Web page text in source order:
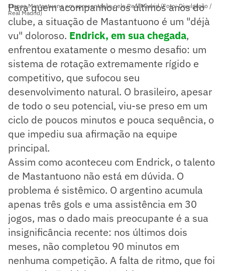
Franco Mastantuono em apresentação pelo Real Madrid (Foto: Divulgação /
Real Madrid)
Para quem acompanhou os últimos anos do
clube, a situação de Mastantuono é um "déjà
vu" doloroso. Endrick, em sua chegada,
enfrentou exatamente o mesmo desafio: um
sistema de rotação extremamente rígido e
competitivo, que sufocou seu
desenvolvimento natural. O brasileiro, apesar
de todo o seu potencial, viu-se preso em um
ciclo de poucos minutos e pouca sequência, o
que impediu sua afirmação na equipe
principal.
Assim como aconteceu com Endrick, o talento
de Mastantuono não está em dúvida. O
problema é sistêmico. O argentino acumula
apenas três gols e uma assistência em 30
jogos, mas o dado mais preocupante é a sua
insignificância recente: nos últimos dois
meses, não completou 90 minutos em
nenhuma competição. A falta de ritmo, que foi